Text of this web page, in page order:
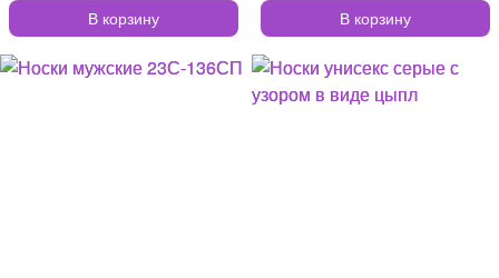
В корзину В корзину